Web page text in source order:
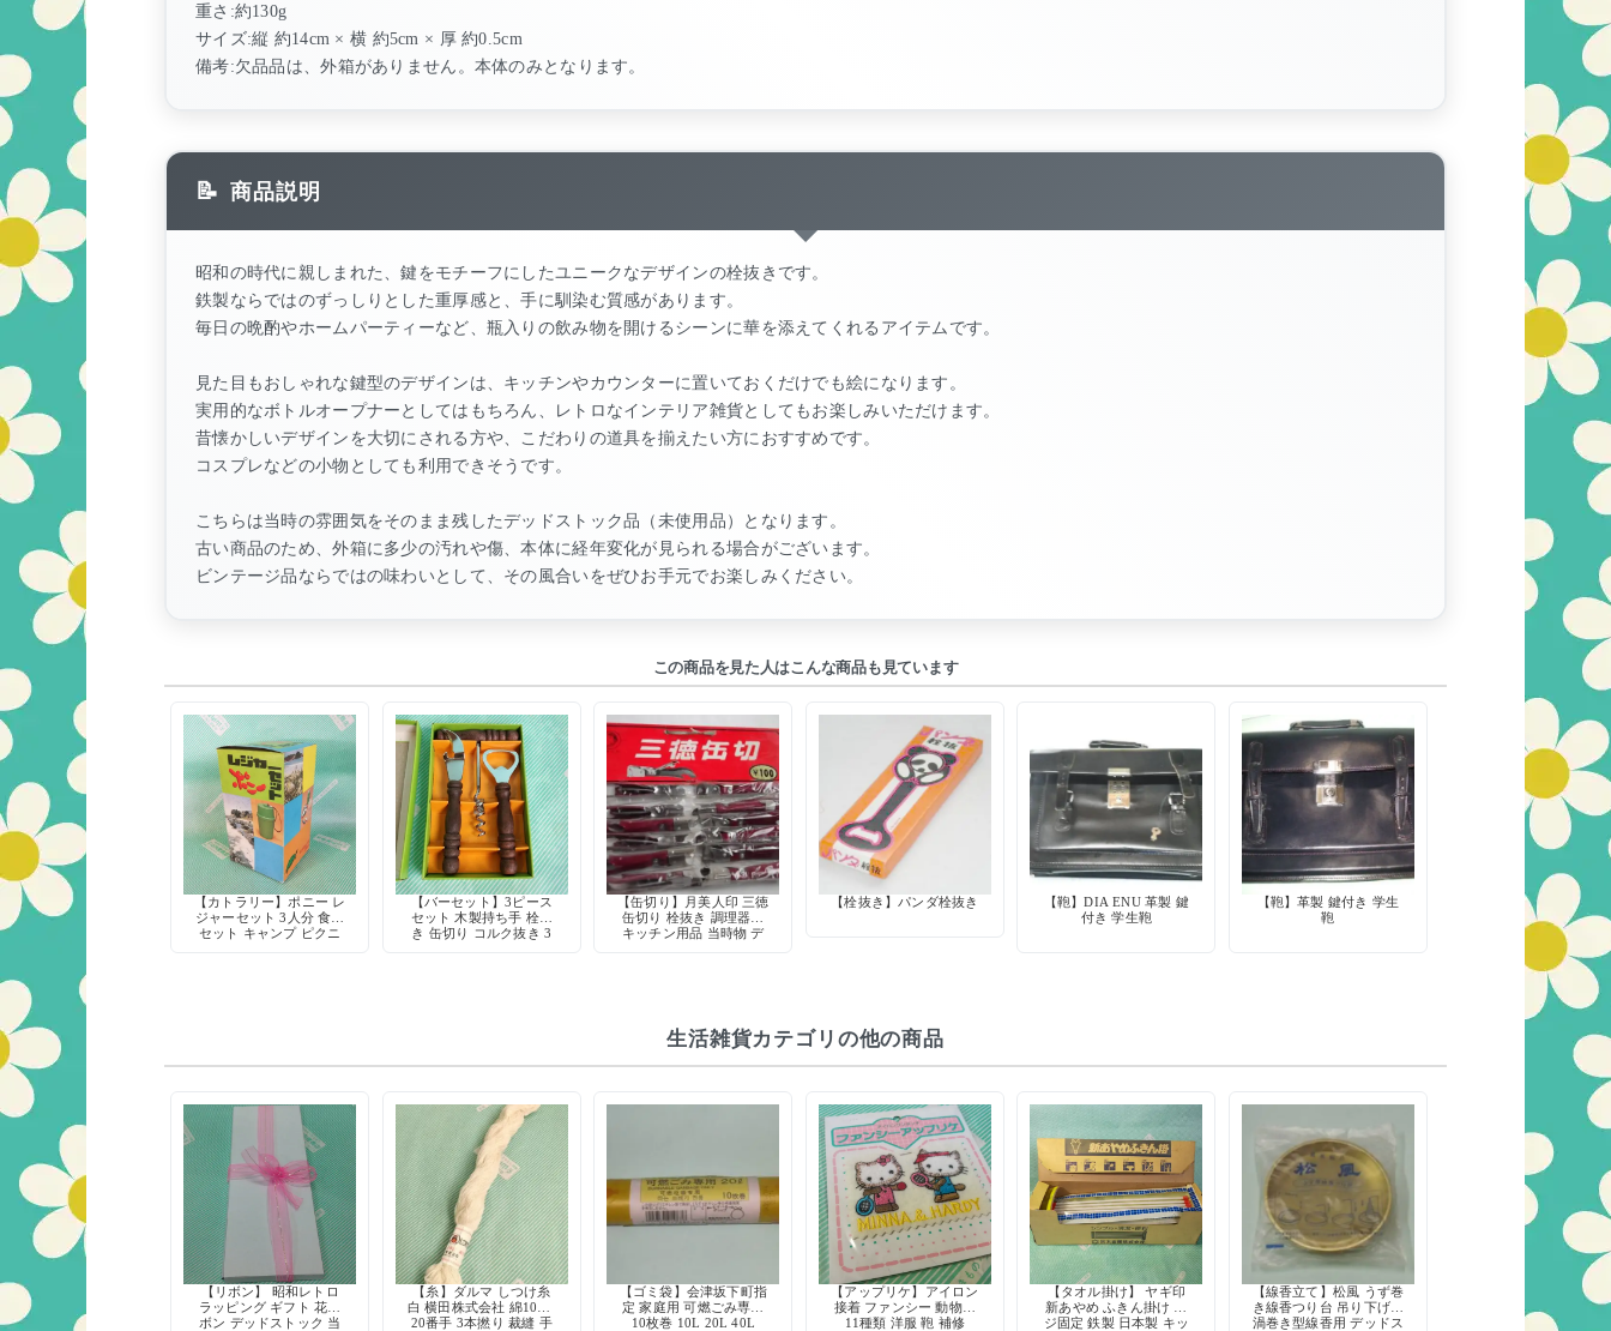
重さ:約130g
サイズ:縦 約14cm × 横 約5cm × 厚 約0.5cm
備考:欠品品は、外箱がありません。本体のみとなります。
商品説明
昭和の時代に親しまれた、鍵をモチーフにしたユニークなデザインの栓抜きです。
鉄製ならではのずっしりとした重厚感と、手に馴染む質感があります。
毎日の晩酌やホームパーティーなど、瓶入りの飲み物を開けるシーンに華を添えてくれるアイテムです。
見た目もおしゃれな鍵型のデザインは、キッチンやカウンターに置いておくだけでも絵になります。
実用的なボトルオープナーとしてはもちろん、レトロなインテリア雑貨としてもお楽しみいただけます。
昔懐かしいデザインを大切にされる方や、こだわりの道具を揃えたい方におすすめです。
コスプレなどの小物としても利用できそうです。
こちらは当時の雰囲気をそのまま残したデッドストック品（未使用品）となります。
古い商品のため、外箱に多少の汚れや傷、本体に経年変化が見られる場合がございます。
ビンテージ品ならではの味わいとして、その風合いをぜひお手元でお楽しみください。
この商品を見た人はこんな商品も見ています
【カトラリー】ポニー レ
ジャーセット 3人分 食器
セット キャンプ ピクニ
【バーセット】3ピース
セット 木製持ち手 栓抜
き 缶切り コルク抜き 3
【缶切り】月美人印 三徳
缶切り 栓抜き 調理器具
キッチン用品 当時物 デ
【栓抜き】パンダ栓抜き
【鞄】DIA ENU 革製 鍵
付き 学生鞄
【鞄】革製 鍵付き 学生
鞄
生活雑貨カテゴリの他の商品
【リボン】 昭和レトロ
ラッピング ギフト 花リ
ボン デッドストック 当
【糸】ダルマ しつけ糸
白 横田株式会社 綿100%
20番手 3本撚り 裁縫 手
【ゴミ袋】会津坂下町指
定 家庭用 可燃ごみ専用
10枚巻 10L 20L 40L
【アップリケ】アイロン
接着 ファンシー 動物柄
11種類 洋服 鞄 補修
【タオル掛け】 ヤギ印
新あやめ ふきん掛け ネ
ジ固定 鉄製 日本製 キッ
【線香立て】松風 うず巻
き線香つり台 吊り下げ式
渦巻き型線香用 デッドス